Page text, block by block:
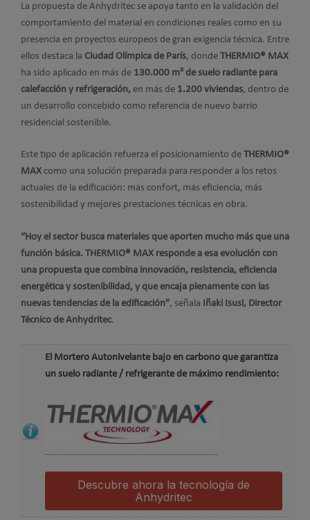
La propuesta de Anhydritec se apoya tanto en la validación del
comportamiento del material en condiciones reales como en su
presencia en proyectos europeos de gran exigencia técnica. Entre
ellos destaca la Ciudad Olímpica de París, donde THERMIO® MAX
ha sido aplicado en más de 130.000 m² de suelo radiante para
calefacción y refrigeración, en más de 1.200 viviendas, dentro de
un desarrollo concebido como referencia de nuevo barrio
residencial sostenible.
Este tipo de aplicación refuerza el posicionamiento de THERMIO®
MAX como una solución preparada para responder a los retos
actuales de la edificación: más confort, más eficiencia, más
sostenibilidad y mejores prestaciones técnicas en obra.
“Hoy el sector busca materiales que aporten mucho más que una
función básica. THERMIO® MAX responde a esa evolución con
una propuesta que combina innovación, resistencia, eficiencia
energética y sostenibilidad, y que encaja plenamente con las
nuevas tendencias de la edificación”, señala Iñaki Isusi, Director
Técnico de Anhydritec.
El Mortero Autonivelante bajo en carbono que garantiza
un suelo radiante / refrigerante de máximo rendimiento:
Descubre ahora la tecnología de
Anhydritec